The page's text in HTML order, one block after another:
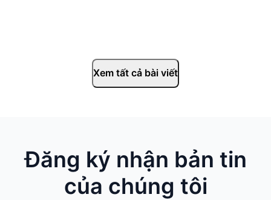
Xem tất cả bài viết
Đăng ký nhận bản tin
của chúng tôi